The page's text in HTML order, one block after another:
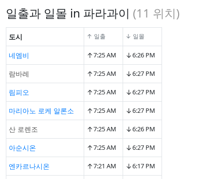
일출과 일몰 in 파라과이 (11 위치)
도시 ↑ 일출 ↓ 일몰
네엠비 ↑7:25 AM ↓6:26 PM
람바레 ↑7:25 AM ↓6:27 PM
림피오 ↑7:25 AM ↓6:27 PM
마리아노 로케 알론소 ↑7:25 AM ↓6:27 PM
산 로렌조 ↑7:25 AM ↓6:26 PM
아순시온 ↑7:25 AM ↓6:27 PM
엔카르나시온 ↑7:21 AM ↓6:17 PM